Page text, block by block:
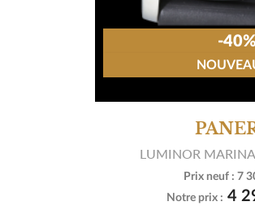
LUMINOR
Prix neuf : 7
Notre prix : 4
-40%
 Voir le